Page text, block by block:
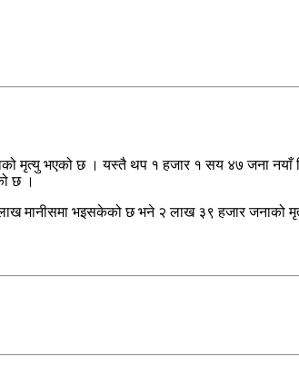
मृत्यु भएको छ । यस्तै थप १ हजार १ सय ४७ जना
छ ।
मानीसमा भइसकेको छ भने २ लाख ३९ हजार जनाको